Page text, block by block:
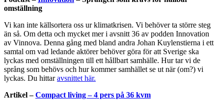
omställning
Vi kan inte källsortera oss ur klimatkrisen. Vi behöver ta större steg
än så. Om detta och mycket mer i avsnitt 36 av podden Innovation
av Vinnova. Denna gång med bland andra Johan Kuylenstierna i ett
samtal om vad ledande aktörer behöver göra för att Sverige ska
lyckas med omställningen till ett hållbart samhälle. Hur tar vi de
språng som behövs och hur kommer samhället se ut när (om?) vi
lyckas. Du hittaravsnittet här.
Artikel –Compact living – 4 pers på 36 kvm